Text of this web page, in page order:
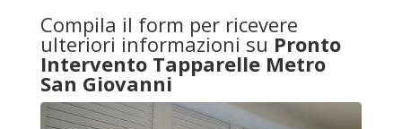
Compila il form per ricevere
ulteriori informazioni su Pronto
Intervento Tapparelle Metro
San Giovanni